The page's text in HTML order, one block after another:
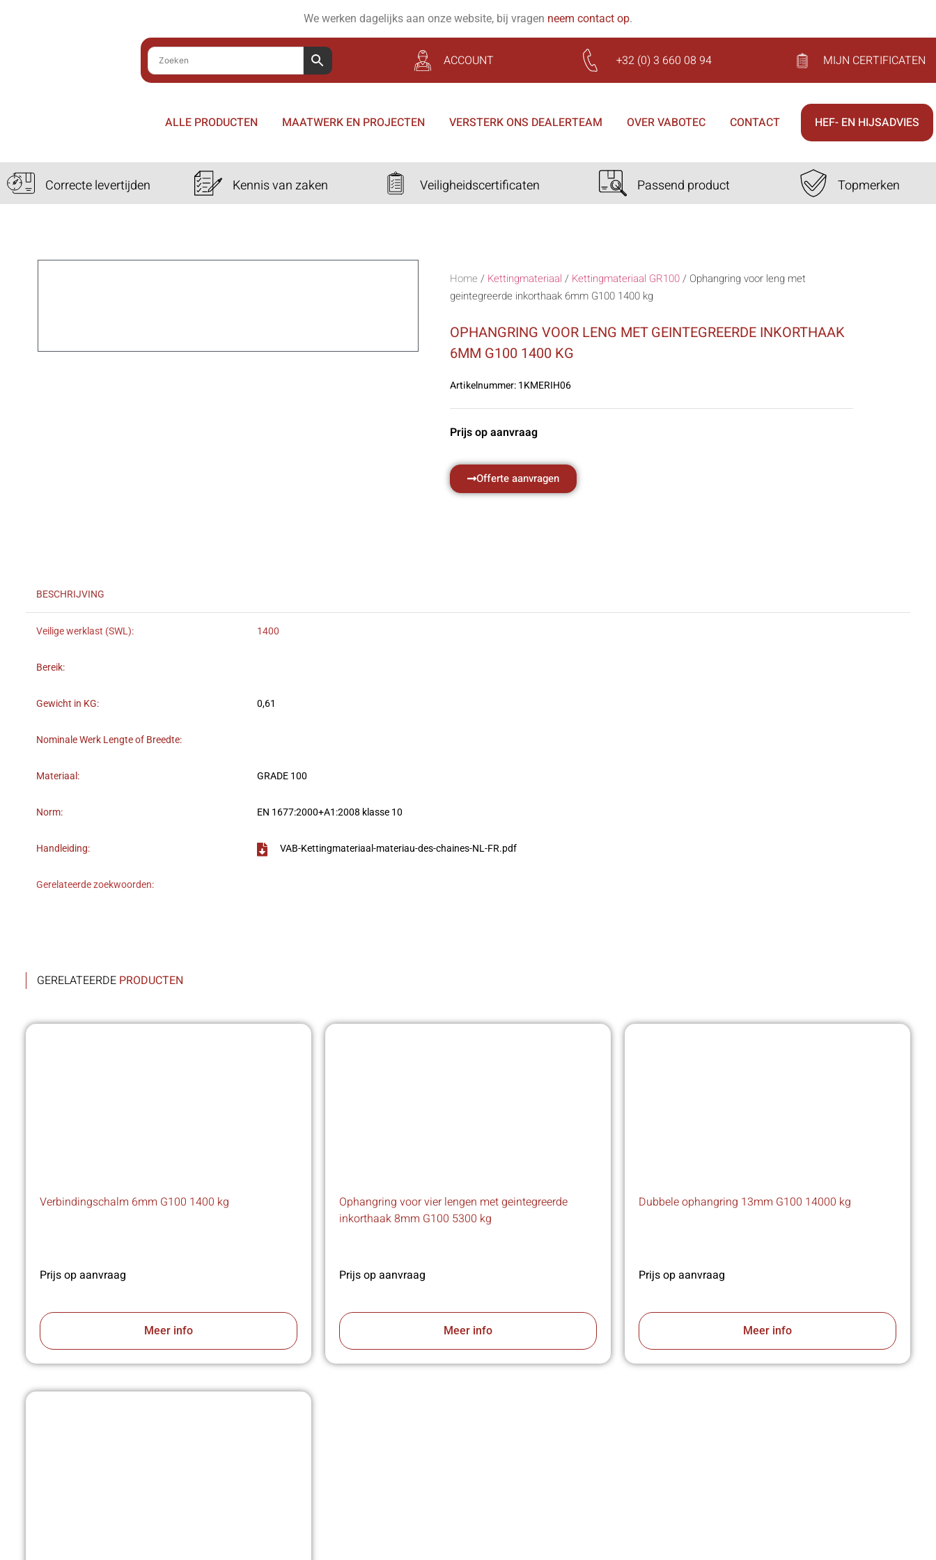
We werken dagelijks aan onze website, bij vragen neem contact op.
ACCOUNT +32 (0) 3 660 08 94 MIJN CERTIFICATEN
ALLE PRODUCTEN MAATWERK EN PROJECTEN VERSTERK ONS DEALERTEAM OVER VABOTEC CONTACT HEF- EN HIJSADVIES
Correcte levertijden Kennis van zaken Veiligheidscertificaten Passend product Topmerken
Home / Kettingmateriaal / Kettingmateriaal GR100/ Ophangring voor leng met
geintegreerde inkorthaak 6mm G100 1400 kg
OPHANGRING VOOR LENG MET GEINTEGREERDE INKORTHAAK
6MM G100 1400 KG
Artikelnummer:1KMERIH06
Prijs op aanvraag
Offerte aanvragen
BESCHRIJVING
Veilige werklast (SWL): 1400
Bereik:
Gewicht in KG: 0,61
Nominale Werk Lengte of Breedte:
Materiaal: GRADE 100
Norm: EN 1677:2000+A1:2008 klasse 10
Handleiding: VAB-Kettingmateriaal-materiau-des-chaines-NL-FR.pdf
Gerelateerde zoekwoorden:
GERELATEERDE PRODUCTEN
Verbindingschalm 6mm G100 1400 kg
Prijs op aanvraag
Meer info
Ophangring voor vier lengen met geintegreerde
inkorthaak 8mm G100 5300 kg
Prijs op aanvraag
Meer info
Dubbele ophangring 13mm G100 14000 kg
Prijs op aanvraag
Meer info